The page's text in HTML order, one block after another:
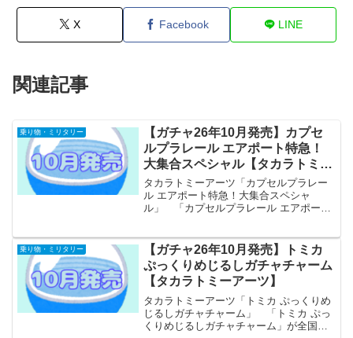
X Facebook LINE
関連記事
乗り物・ミリタリー
【ガチャ26年10月発売】カプセ
ルプラレール エアポート特急！
大集合スペシャル【タカラトミー
アーツ】
タカラトミーアーツ「カプセルプラレー
ル エアポート特急！大集合スペシャ
ル」 「カプセルプラレール エアポート
港と駅をつなぐ、エアポート特急が大集
合！！ 商品名 カプセル...
乗り物・ミリタリー
【ガチャ26年10月発売】トミカ
ぷっくりめじるしガチャチャーム
【タカラトミーアーツ】
タカラトミーアーツ「トミカ ぷっくりめ
じるしガチャチャーム」 「トミカ ぷっ
くりめじるしガチャチャーム」が全国の